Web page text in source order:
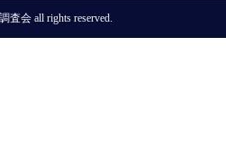
会 all rights reserved.